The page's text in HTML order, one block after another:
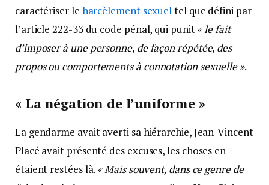
caractériser le harcèlement sexueltel que défini par
l’article 222-33 du code pénal, qui punit« le fait
d’imposer à une personne, de façon répétée, des
propos ou comportements à connotation sexuelle ».
« La négation de l’uniforme »
La gendarme avait averti sa hiérarchie, Jean-Vincent
Placé avait présenté des excuses, les choses en
étaient restées là. « Mais souvent, dans ce genre de